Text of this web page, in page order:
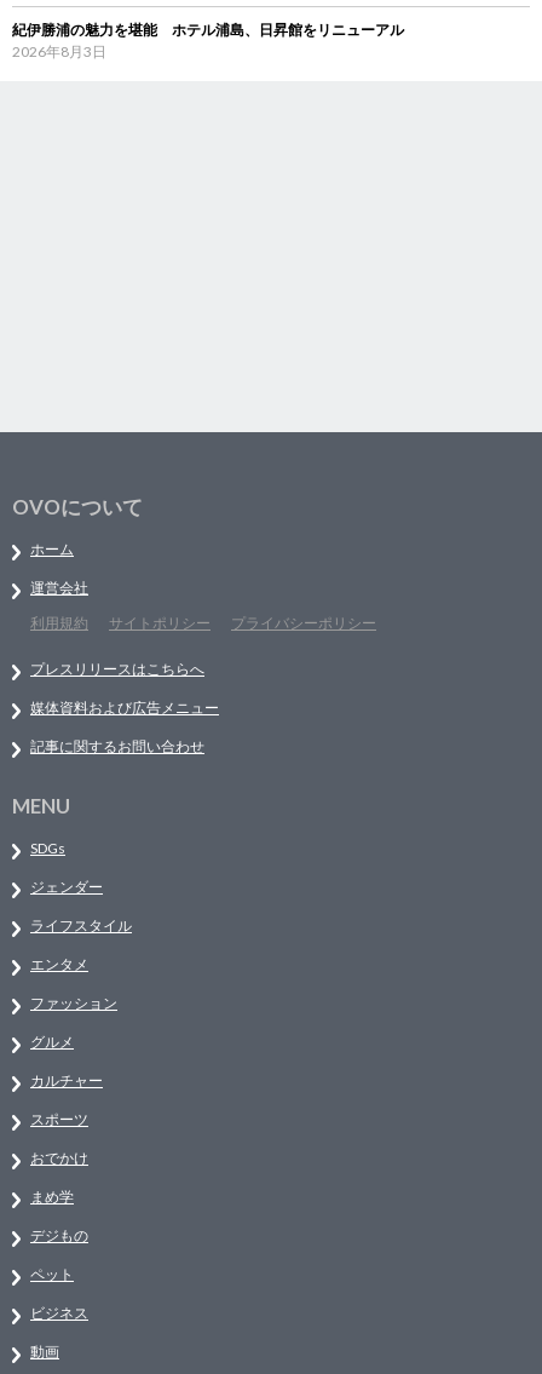
紀伊勝浦の魅力を堪能 ホテル浦島、日昇館をリニューアル
2026年8月3日
OVOについて
ホーム
運営会社
利用規約
サイトポリシー プライバシーポリシー
プレスリリースはこちらへ
媒体資料および広告メニュー
記事に関するお問い合わせ
MENU
SDGs
ジェンダー
ライフスタイル
エンタメ
ファッション
グルメ
カルチャー
スポーツ
おでかけ
まめ学
デジもの
ペット
ビジネス
動画